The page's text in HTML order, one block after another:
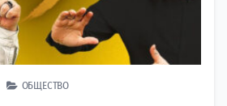
ОБЩЕСТВО